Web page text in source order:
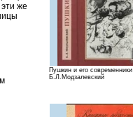
Пушкин и его современники
Б.Л.Модзалевский
же